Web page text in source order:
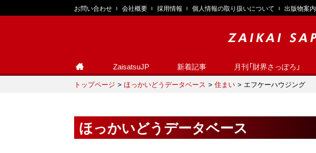
お問い合わせ 会社概要 採用情報 個人情報の取り扱いについて 出版物案内
ZaisatsuJP 新着記事 月刊「財界さっぽろ」
トップページ ほっかいどうデータベース 住まい エフケーハウジング
ほっかいどうデータベース